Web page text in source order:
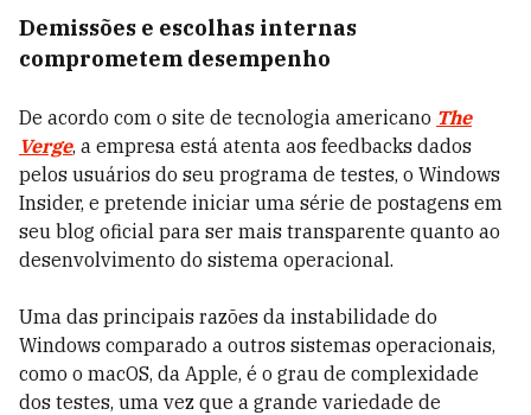
Demissões e escolhas internas
comprometem desempenho
De acordo com o site de tecnologia americano The
Verge, a empresa está atenta aos feedbacks dados
pelos usuários do seu programa de testes, o Windows
Insider, e pretende iniciar uma série de postagens em
seu blog oficial para ser mais transparente quanto ao
desenvolvimento do sistema operacional.
Uma das principais razões da instabilidade do
Windows comparado a outros sistemas operacionais,
como o macOS, da Apple, é o grau de complexidade
dos testes, uma vez que a grande variedade de